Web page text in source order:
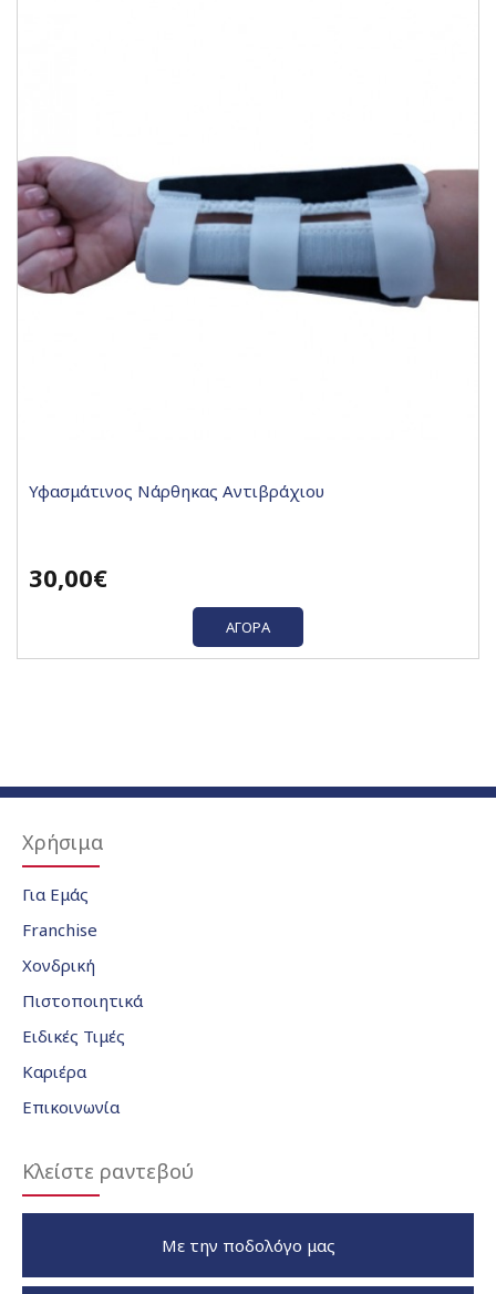
Υφασμάτινος Νάρθηκας Αντιβράχιου
30,00€
ΑΓΟΡΆ
Χρήσιμα
Για Εμάς
Franchise
Χονδρική
Πιστοποιητικά
Ειδικές Τιμές
Καριέρα
Επικοινωνία
Κλείστε ραντεβού
Με την ποδολόγο μας